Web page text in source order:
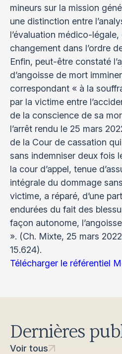
mineurs sur la mission
une distinction entre
l’évaluation médico-
changement dans l’ordre
Enfin, peut-être constaté
d’angoisse de mort
correspondant « à la
par la victime entre
de la conscience de sa
l’arrêt rendu le 25 mars
de la Cour de cassation
sans indemniser deux fois
la cour d’appel, tenue
intégrale du dommage
victime, a réparé, d’une
endurées du fait des
façon autonome,
». (Ch. Mixte, 25 mars
15.624).
Télécharger le référentiel
Dernières
Voir tous